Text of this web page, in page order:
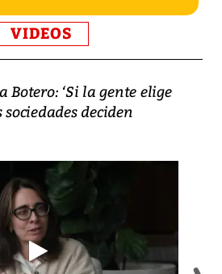
VIDEOS
Botero: ‘Si la gente elige
deciden